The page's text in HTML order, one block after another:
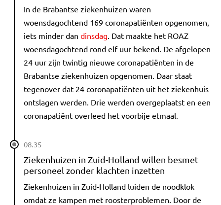
In de Brabantse ziekenhuizen waren
woensdagochtend 169 coronapatiënten opgenomen,
iets minder dan dinsdag. Dat maakte het ROAZ
woensdagochtend rond elf uur bekend. De afgelopen
24 uur zijn twintig nieuwe coronapatiënten in de
Brabantse ziekenhuizen opgenomen. Daar staat
tegenover dat 24 coronapatiënten uit het ziekenhuis
ontslagen werden. Drie werden overgeplaatst en een
coronapatiënt overleed het voorbije etmaal.
08.35
Ziekenhuizen in Zuid-Holland willen besmet
personeel zonder klachten inzetten
Ziekenhuizen in Zuid-Holland luiden de noodklok
omdat ze kampen met roosterproblemen. Door de